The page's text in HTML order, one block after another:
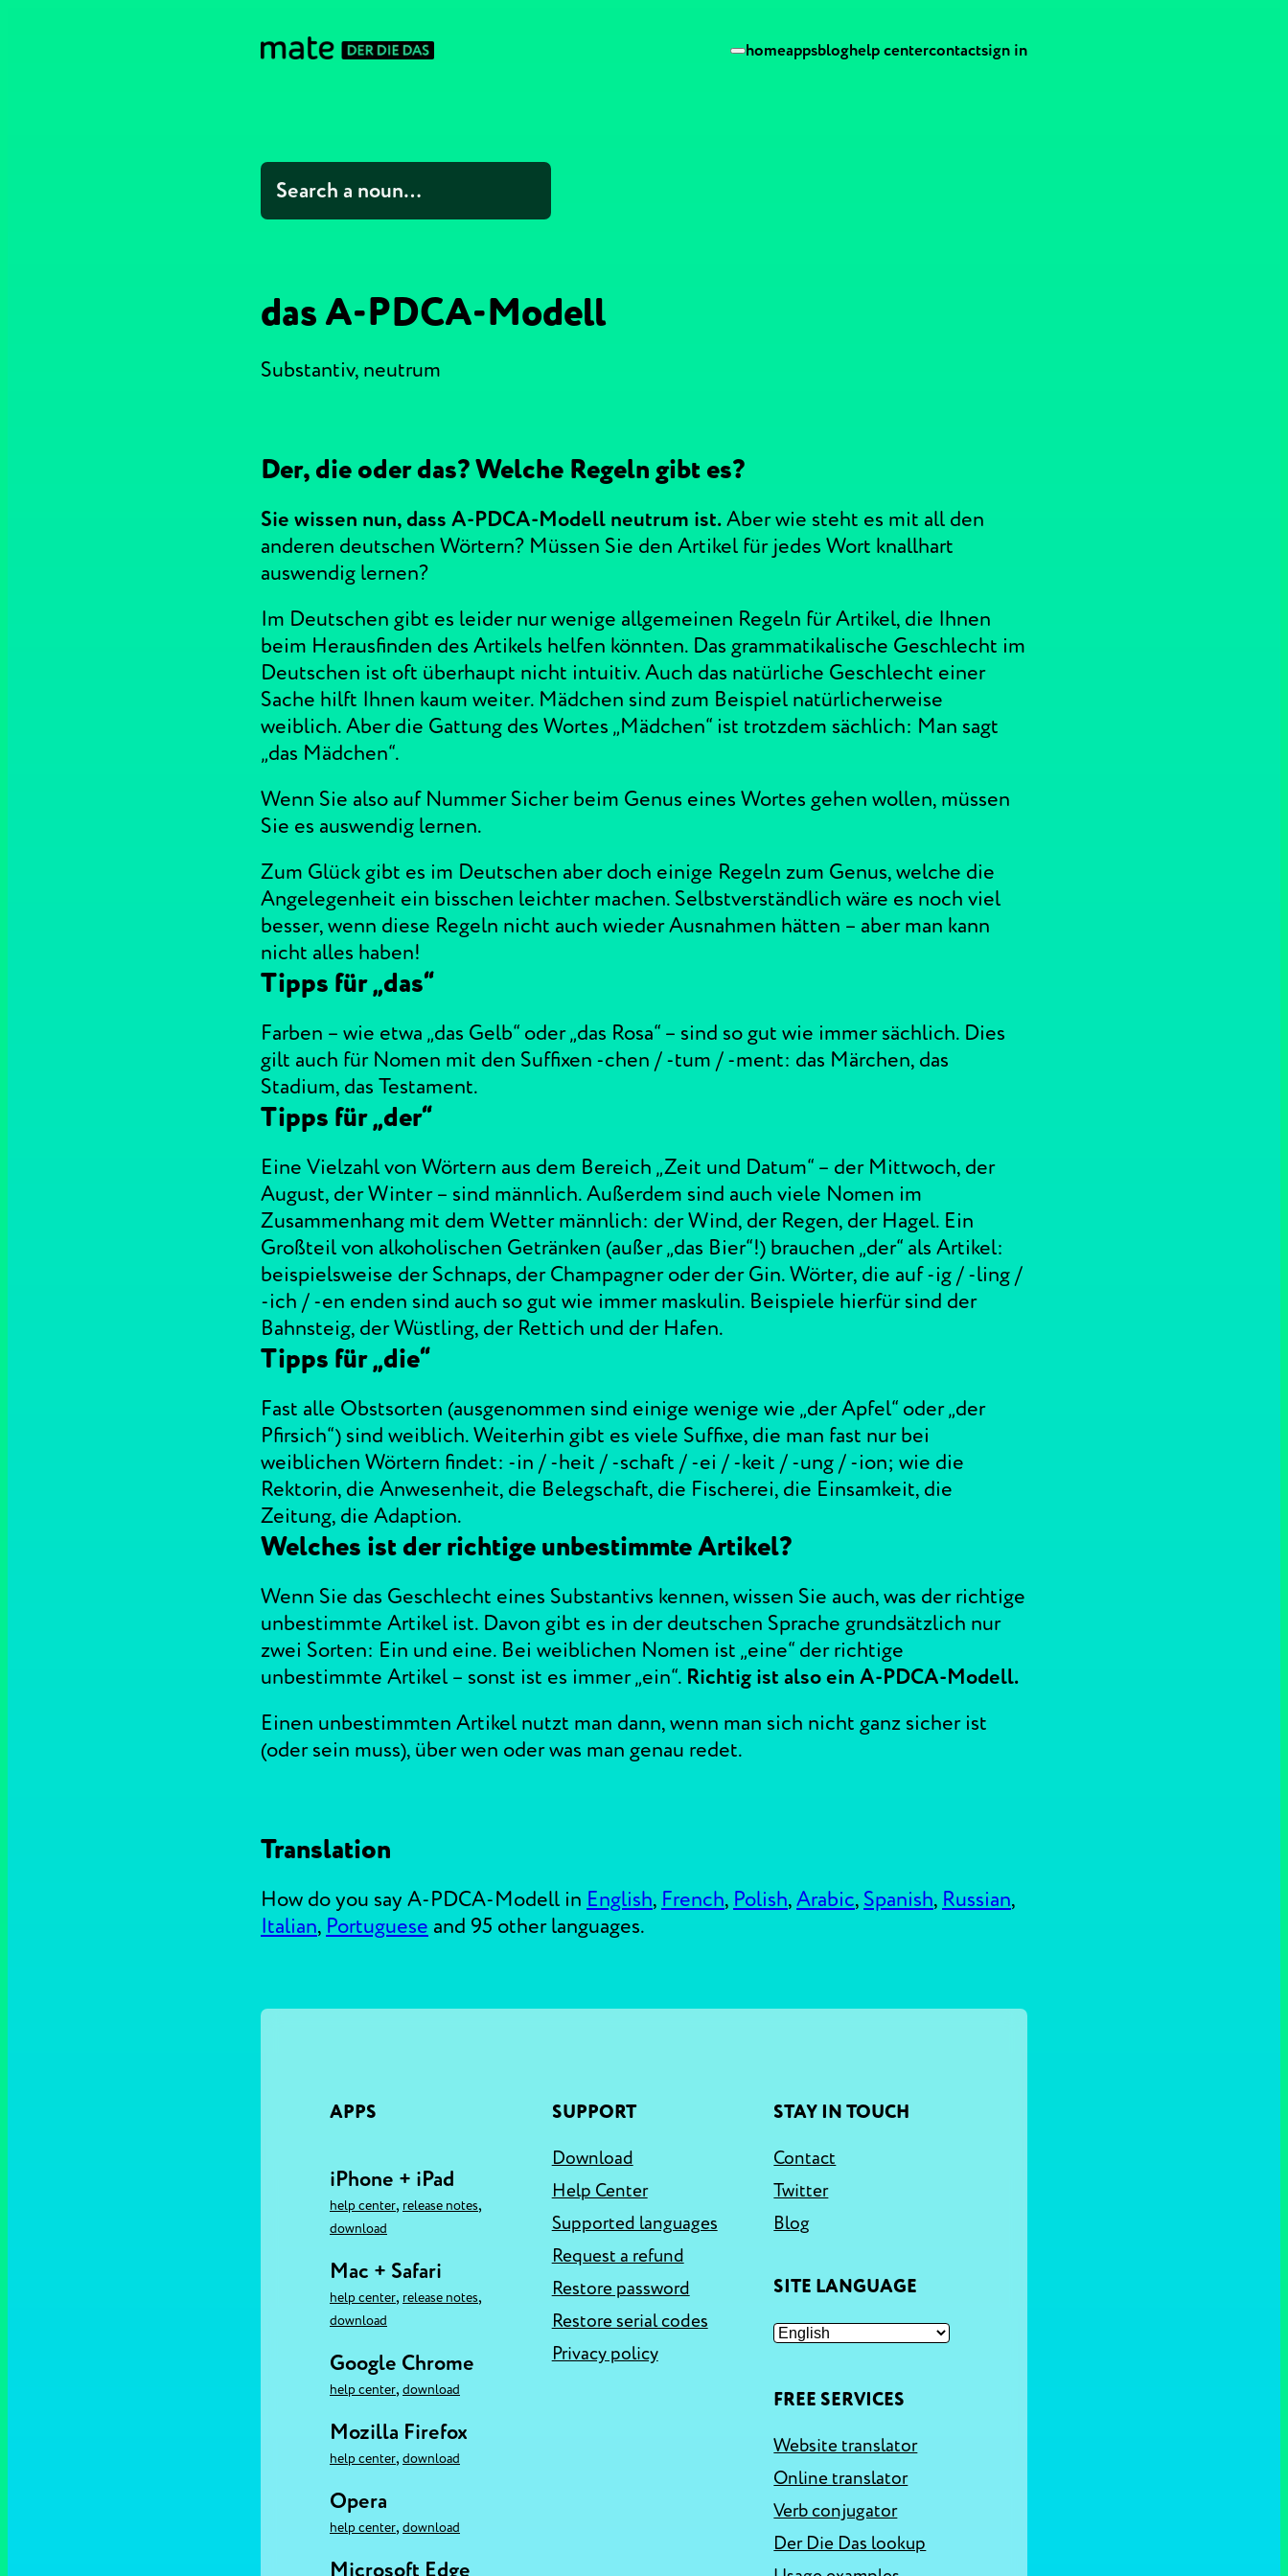
homeappsbloghelp centercontactsign in
das A-PDCA-Modell
Substantiv, neutrum
Der, die oder das? Welche Regeln gibt es?
Sie wissen nun, dass A-PDCA-Modell neutrum ist.Aber wie steht es mit all den
anderen deutschen Wörtern? Müssen Sie den Artikel für jedes Wort knallhart
auswendig lernen?
Im Deutschen gibt es leider nur wenige allgemeinen Regeln für Artikel, die Ihnen
beim Herausfinden des Artikels helfen könnten. Das grammatikalische Geschlecht im
Deutschen ist oft überhaupt nicht intuitiv. Auch das natürliche Geschlecht einer
Sache hilft Ihnen kaum weiter. Mädchen sind zum Beispiel natürlicherweise
weiblich. Aber die Gattung des Wortes „Mädchen“ ist trotzdem sächlich: Man sagt
„das Mädchen“.
Wenn Sie also auf Nummer Sicher beim Genus eines Wortes gehen wollen, müssen
Sie es auswendig lernen.
Zum Glück gibt es im Deutschen aber doch einige Regeln zum Genus, welche die
Angelegenheit ein bisschen leichter machen. Selbstverständlich wäre es noch viel
besser, wenn diese Regeln nicht auch wieder Ausnahmen hätten – aber man kann
nicht alles haben!
Tipps für „das“
Farben – wie etwa „das Gelb“ oder „das Rosa“ – sind so gut wie immer sächlich. Dies
gilt auch für Nomen mit den Suffixen -chen / -tum / -ment: das Märchen, das
Stadium, das Testament.
Tipps für „der“
Eine Vielzahl von Wörtern aus dem Bereich „Zeit und Datum“ – der Mittwoch, der
August, der Winter – sind männlich. Außerdem sind auch viele Nomen im
Zusammenhang mit dem Wetter männlich: der Wind, der Regen, der Hagel. Ein
Großteil von alkoholischen Getränken (außer „das Bier“!) brauchen „der“ als Artikel:
beispielsweise der Schnaps, der Champagner oder der Gin. Wörter, die auf -ig / -ling /
-ich / -en enden sind auch so gut wie immer maskulin. Beispiele hierfür sind der
Bahnsteig, der Wüstling, der Rettich und der Hafen.
Tipps für „die“
Fast alle Obstsorten (ausgenommen sind einige wenige wie „der Apfel“ oder „der
Pfirsich“) sind weiblich. Weiterhin gibt es viele Suffixe, die man fast nur bei
weiblichen Wörtern findet: -in / -heit / -schaft / -ei / -keit / -ung / -ion; wie die
Rektorin, die Anwesenheit, die Belegschaft, die Fischerei, die Einsamkeit, die
Zeitung, die Adaption.
Welches ist der richtige unbestimmte Artikel?
Wenn Sie das Geschlecht eines Substantivs kennen, wissen Sie auch, was der richtige
unbestimmte Artikel ist. Davon gibt es in der deutschen Sprache grundsätzlich nur
zwei Sorten: Ein und eine. Bei weiblichen Nomen ist „eine“ der richtige
unbestimmte Artikel – sonst ist es immer „ein“. Richtig ist also ein A-PDCA-Modell.
Einen unbestimmten Artikel nutzt man dann, wenn man sich nicht ganz sicher ist
(oder sein muss), über wen oder was man genau redet.
Translation
How do you say A-PDCA-Modell in English, French, Polish,Arabic, Spanish, Russian,
Italian, Portuguese and 95 other languages.
APPS
iPhone + iPad
help center, release notes,
download
Mac + Safari
help center, release notes,
download
Google Chrome
help center, download
Mozilla Firefox
help center, download
Opera
help center, download
Microsoft Edge
SUPPORT
Download
Help Center
Supported languages
Request a refund
Restore password
Restore serial codes
Privacy policy
STAY IN TOUCH
Contact
Twitter
Blog
SITE LANGUAGE
FREE SERVICES
Website translator
Online translator
Verb conjugator
Der Die Das lookup